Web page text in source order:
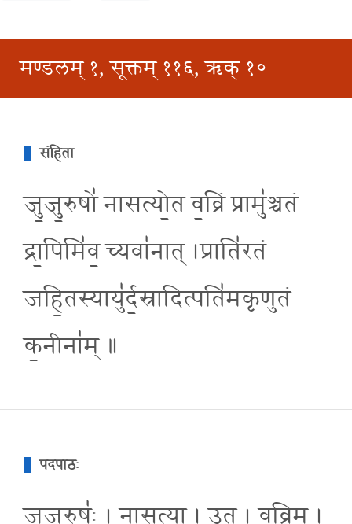
मण्डलम् १, सूक्तम् ११६, ऋक् १०
संहिता
जु॒जु॒रुषो॑ नासत्यो॒त व॒व्रिं प्रामु॑ञ्चतं
द्रा॒पिमि॑व॒ च्यवा॑नात् ।प्राति॑रतं
जहि॒तस्यायु॑र्द॒स्रादित्पति॑मकृणुतं
क॒नीना॑म् ॥
पदपाठः
जु॒जु॒रुषः॑ । ना॒स॒त्या॒ । उ॒त । व॒व्रिम् ।